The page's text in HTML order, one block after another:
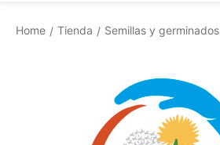
Home / Tienda / Semillas y germinados